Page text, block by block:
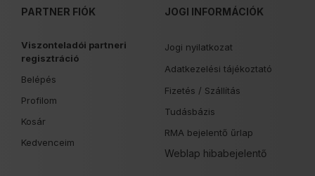
PARTNER FIÓK
Viszonteladói partneri
regisztráció
Belépés
Profilom
Kosár
Kedvenceim
JOGI INFORMÁCIÓK
Jogi nyilatkozat
Adatkezelési tájékoztató
Fizetés / Szállítás
Tudásbázis
RMA bejelentő űrlap
Weblap hibabejelentő